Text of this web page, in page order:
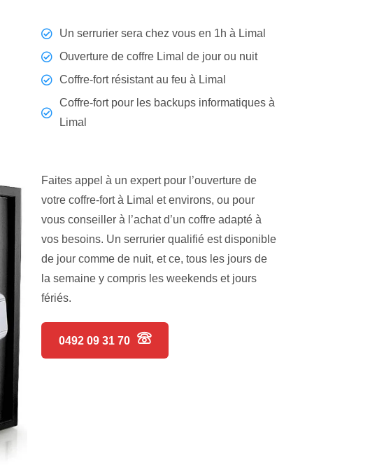
Un serrurier sera chez vous en 1h à Limal
Ouverture de coffre Limal de jour ou nuit
Coffre-fort résistant au feu à Limal
Coffre-fort pour les backups informatiques à
Limal
Faites appel à un expert pour l’ouverture de
votre coffre-fort à Limal et environs, ou pour
vous conseiller à l’achat d’un coffre adapté à
vos besoins. Un serrurier qualifié est disponible
de jour comme de nuit, et ce, tous les jours de
la semaine y compris les weekends et jours
fériés.
0492 09 31 70